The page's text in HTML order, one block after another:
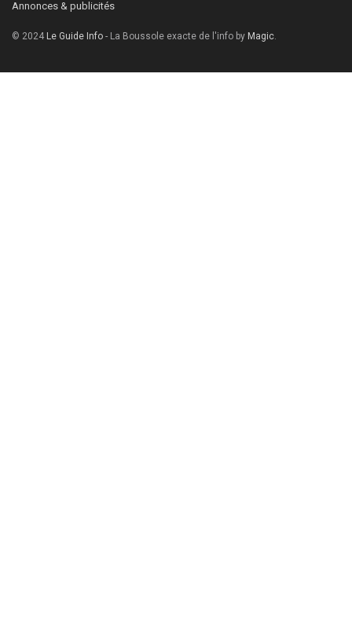
Annonces & publicités
© 2024 Le Guide Info - La Boussole exacte de l'info by Magic.